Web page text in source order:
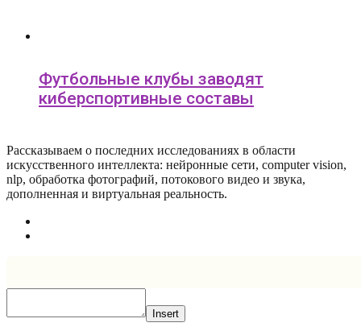
Футбольные клубы заводят
киберспортивные составы
Рассказываем о последних исследованиях в области
искусcтвенного интеллекта: нейронные сети, computer vision,
nlp, обработка фотографий, потокового видео и звука,
дополненная и виртуальная реальность.
Insert